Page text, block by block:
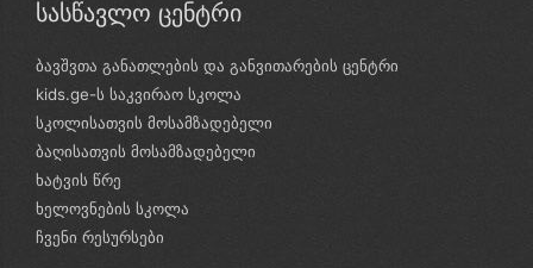
სასწავლო ცენტრი
ბავშვთა განათლების და განვითარების ცენტრი
kids.ge-ს საკვირაო სკოლა
სკოლისათვის მოსამზადებელი
ბაღისათვის მოსამზადებელი
ხატვის წრე
ხელოვნების სკოლა
ჩვენი რესურსები